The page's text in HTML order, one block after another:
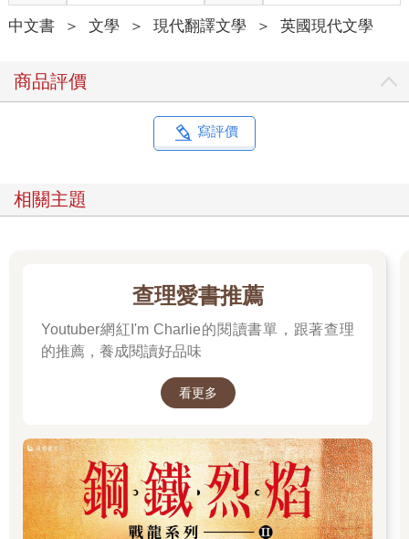
含苞待放的花朵和長出嫩芽的樹葉，一切都充滿快樂活力、生機
盎然，且忙碌不已。而且，他心裡並沒有因為那不斷低語「該粉
居民中唯一悠閒的傢伙，是如此輕鬆愉快。畢竟，假期的美好之
處，與其說是讓自己放鬆休息，倒不如說是看著其他人忙得團團
當他漫無目的地閒逛時，忽然來到了河邊，那是一條水勢充沛的
河流，那一刻，他感覺幸福極了。他這輩子從未見過河流，這條
咯咯笑著，發出咕嚕咕嚕的聲音，抓住漂流的東西，又像在笑著
似的放開，接著投入新玩伴的懷抱，那些玩伴掙脫後又被水流重
啵啵氣泡的聲音。鼴鼠看得入神，彷彿中了魔法般沉浸其中。他
沿著河岸輕快地奔跑，就像小時候緊跟著一位講述精彩故事、讓
他著迷的大人；當他終於感到疲倦時，便坐在河岸旁，潺潺河水
向他不停地講述著世上最美妙的故事，而那些從地心深處傳來的
鼴鼠坐在草地上，望向對岸，只見靠近水邊、略高於水位的河岸
上，有一個黑洞，吸引了他的目光。他不禁開始想像，對一隻生
的家，不僅遠離洪水氾濫，也遠離喧囂塵世。當他凝視著那黑
洞，裡頭似乎閃爍著一道明亮的小光點，忽明忽滅，接著又像顆
小星星般閃爍。但在這種地方，怎麼可能會有星星呢？而且，那
光點太亮、又太小，也不像螢火蟲。當他繼續盯著看時，那個光
點眨了一下，彷彿是一隻眼睛，接著，那隻眼睛周圍慢慢浮現出
中文書 ＞ 文學 ＞ 現代翻譯文學 ＞ 英國現代文學
商品評價
寫評價
相關主題
查理愛書推薦
Youtuber網紅I'm Charlie的閱讀書單，跟著查理
的推薦，養成閱讀好品味
看更多